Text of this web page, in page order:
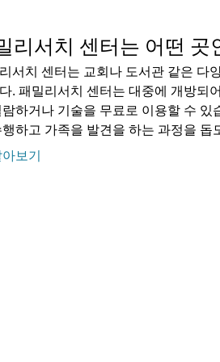
리서치 센터는 어떤 곳
서치 센터는 교회나 도서관 같은 다
. 패밀리서치 센터는 대중에 개방되
람하거나 기술을 무료로 이용할 수 있
행하고 가족을 발견을 하는 과정을 돕
보기